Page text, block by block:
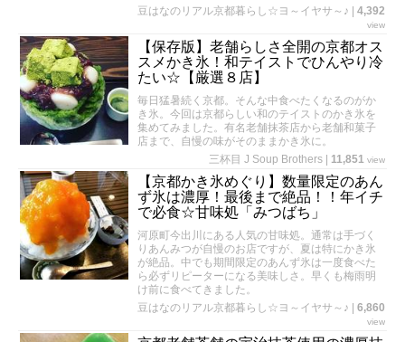
豆はなのリアル京都暮らし☆ヨ～イヤサ～♪
4,392
view
【保存版】老舗らしさ全開の京都オス
スメかき氷！和テイストでひんやり冷
たい☆【厳選８店】
毎日猛暑続く京都。そんな中食べたくなるのがか
き氷。今回は京都らしい和のテイストのかき氷を
集めてみました。有名老舗抹茶店から老舗和菓子
店まで、自慢の味がそのままかき氷に。
三杯目 J Soup Brothers
11,851 view
【京都かき氷めぐり】数量限定のあん
ず氷は濃厚！最後まで絶品！！年イチ
で必食☆甘味処「みつばち」
河原町今出川にある人気の甘味処。通常は手づく
りあんみつが自慢のお店ですが、夏は特にかき氷
が絶品。中でも期間限定のあんず氷は一度食べた
ら必ずリピーターになる美味しさ。早くも梅雨明
け前に食べてきました。
豆はなのリアル京都暮らし☆ヨ～イヤサ～♪
6,860
view